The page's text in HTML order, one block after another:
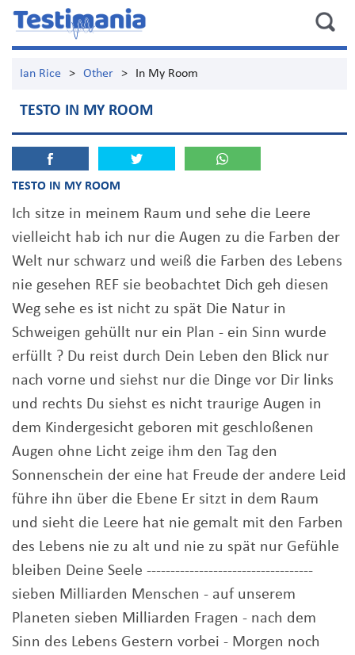
Ian Rice > Other > In My Room
TESTO IN MY ROOM
TESTO IN MY ROOM
Ich sitze in meinem Raum und sehe die Leere
vielleicht hab ich nur die Augen zu die Farben der
Welt nur schwarz und weiß die Farben des Lebens
nie gesehen REF sie beobachtet Dich geh diesen
Weg sehe es ist nicht zu spät Die Natur in
Schweigen gehüllt nur ein Plan - ein Sinn wurde
erfüllt ? Du reist durch Dein Leben den Blick nur
nach vorne und siehst nur die Dinge vor Dir links
und rechts Du siehst es nicht traurige Augen in
dem Kindergesicht geboren mit geschloßenen
Augen ohne Licht zeige ihm den Tag den
Sonnenschein der eine hat Freude der andere Leid
führe ihn über die Ebene Er sitzt in dem Raum
und sieht die Leere hat nie gemalt mit den Farben
des Lebens nie zu alt und nie zu spät nur Gefühle
bleiben Deine Seele -----------------------------------
sieben Milliarden Menschen - auf unserem
Planeten sieben Milliarden Fragen - nach dem
Sinn des Lebens Gestern vorbei - Morgen noch